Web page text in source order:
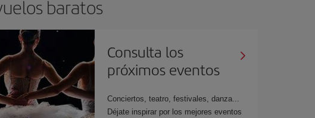
baratos
Consulta los
próximos eventos
Conciertos, teatro, festivales, danza...
Déjate inspirar por los mejores eventos